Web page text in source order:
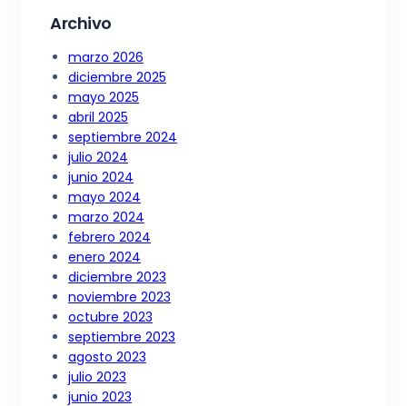
Archivo
marzo 2026
diciembre 2025
mayo 2025
abril 2025
septiembre 2024
julio 2024
junio 2024
mayo 2024
marzo 2024
febrero 2024
enero 2024
diciembre 2023
noviembre 2023
octubre 2023
septiembre 2023
agosto 2023
julio 2023
junio 2023